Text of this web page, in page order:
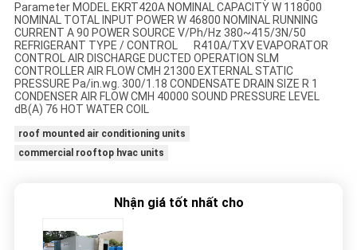
SƠ
ĐỒ
TRANG
WEB
PRIVACY
Parameter MODEL EKRT420A NOMINAL CAPACITY W 118000
NOMINAL TOTAL INPUT POWER W 46800 NOMINAL RUNNING
CURRENT A 90 POWER SOURCE V/Ph/Hz 380~415/3N/50
REFRIGERANT TYPE / CONTROL R410A/TXV EVAPORATOR
CONTROL AIR DISCHARGE DUCTED OPERATION SLM
CONTROLLER AIR FLOW CMH 21300 EXTERNAL STATIC
PRESSURE Pa/in.wg. 300/1.18 CONDENSATE DRAIN SIZE R 1
CONDENSER AIR FLOW CMH 40000 SOUND PRESSURE LEVEL
dB(A) 76 HOT WATER COIL
roof mounted air conditioning units
commercial rooftop hvac units
Nhận giá tốt nhất cho